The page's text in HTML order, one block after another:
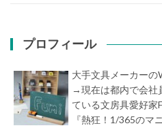
プロフィール
大手文具メーカーの
→現在は都内で会社
ている文房具愛好家
『熱狂！1/365のマ